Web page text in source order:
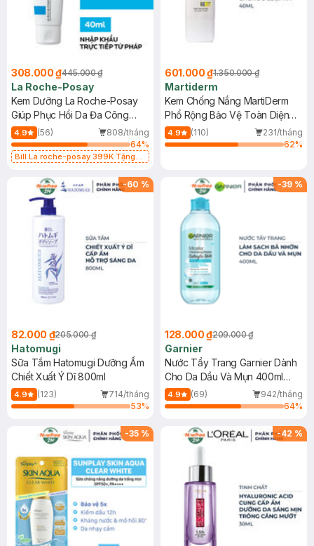
308.000 ₫445.000 ₫
La Roche-Posay
Kem Dưỡng La Roche-Posay
Giúp Phục Hồi Da Đa Công
Dụng 40ml
4.9 (56)
808/tháng
64%
Bill La roche-posay 399K Tặng
(SL có hạn)
601.000 ₫1.350.000 ₫
Martiderm
Kem Chống Nắng MartiDerm
Phổ Rộng Bảo Vệ Toàn Diện
40ml
4.9 (110)
231/tháng
62%
-60 %
82.000 ₫205.000 ₫
Hatomugi
Sữa Tắm Hatomugi Dưỡng Ẩm
Chiết Xuất Ý Dĩ 800ml
4.9 (123)
714/tháng
53%
-39 %
128.000 ₫209.000 ₫
Garnier
Nước Tẩy Trang Garnier Dành
Cho Da Dầu Và Mụn 400ml
(Mới)
4.9 (69)
942/tháng
64%
-35 % -42 %